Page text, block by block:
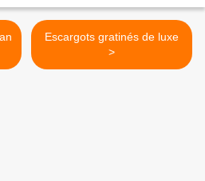
Escargots gratinés de luxe
>